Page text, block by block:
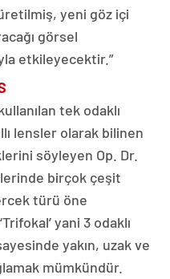
yeni göz içi
görsel
etkileyecektir.”
tek odaklı
lensler olarak bilinen
söyleyen Op. Dr.
birçok çeşit
türü öne
yani 3 odaklı
yakın, uzak ve
mümkündür.